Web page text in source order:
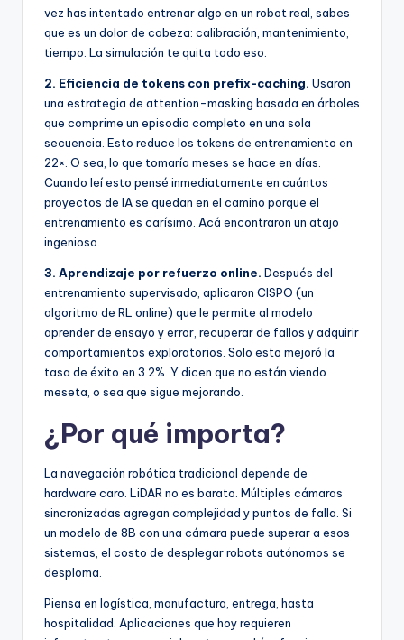
vez has intentado entrenar algo en un robot real, sabes
que es un dolor de cabeza: calibración, mantenimiento,
tiempo. La simulación te quita todo eso.
2. Eficiencia de tokens con prefix-caching. Usaron
una estrategia de attention-masking basada en árboles
que comprime un episodio completo en una sola
secuencia. Esto reduce los tokens de entrenamiento en
22×. O sea, lo que tomaría meses se hace en días.
Cuando leí esto pensé inmediatamente en cuántos
proyectos de IA se quedan en el camino porque el
entrenamiento es carísimo. Acá encontraron un atajo
ingenioso.
3. Aprendizaje por refuerzo online. Después del
entrenamiento supervisado, aplicaron CISPO (un
algoritmo de RL online) que le permite al modelo
aprender de ensayo y error, recuperar de fallos y adquirir
comportamientos exploratorios. Solo esto mejoró la
tasa de éxito en 3.2%. Y dicen que no están viendo
meseta, o sea que sigue mejorando.
¿Por qué importa?
La navegación robótica tradicional depende de
hardware caro. LiDAR no es barato. Múltiples cámaras
sincronizadas agregan complejidad y puntos de falla. Si
un modelo de 8B con una cámara puede superar a esos
sistemas, el costo de desplegar robots autónomos se
desploma.
Piensa en logística, manufactura, entrega, hasta
hospitalidad. Aplicaciones que hoy requieren